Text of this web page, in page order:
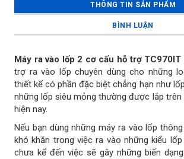
THÔNG TIN SẢN PHẨM
BÌNH LUẬN
Máy ra vào lốp 2 cơ cấu hỗ trợ TC970IT
trợ ra vào lốp chuyên dùng cho những
thiết kế có phần đặc biệt chẳng hạn như
những lốp siêu mỏng thường được lắp
hiện nay.
Nếu bạn dùng những máy ra vào lốp
khó khăn trong việc ra vào những kiểu
chưa kể đến việc sẽ gây những biến